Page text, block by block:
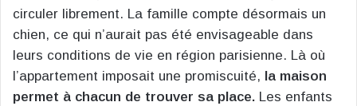
circuler librement. La famille compte désormais un
chien, ce qui n’aurait pas été envisageable dans
leurs conditions de vie en région parisienne. Là où
l’appartement imposait une promiscuité, la maison
permet à chacun de trouver sa place. Les enfants